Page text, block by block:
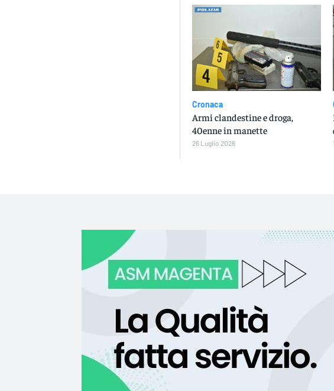
Cronaca
Armi clandestine e droga,
40enne in manette
26 Luglio 2026